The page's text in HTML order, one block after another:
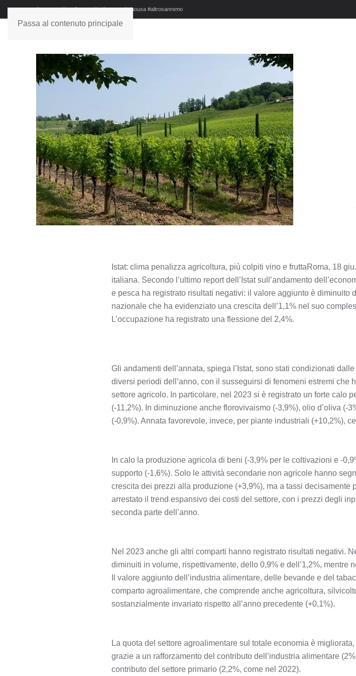
Passa al contenuto principale
#sanremo #studionews #askanews #ciaousa #altrosanremo
Istat: clima penalizza agricoltura, più colpiti vino e fruttaRoma, 18
italiana. Secondo l’ultimo report dell’Istat sull’andamento
e pesca ha registrato risultati negativi: il valore aggiunto è diminuito
nazionale che ha evidenziato una crescita dell’1,1% nel suo
L’occupazione ha registrato una flessione del 2,4%.
Gli andamenti dell’annata, spiega l’Istat, sono stati condizionati
diversi periodi dell’anno, con il susseguirsi di fenomeni estremi che
settore agricolo. In particolare, nel 2023 si è registrato un forte calo
(-11,2%). In diminuzione anche florovivaismo (-3,9%), olio d’oliva (-
(-0,9%). Annata favorevole, invece, per piante industriali (+10,2%),
In calo la produzione agricola di beni (-3,9% per le coltivazioni e -
supporto (-1,6%). Solo le attività secondarie non agricole hanno
crescita dei prezzi alla produzione (+3,9%), ma a tassi decisamente
arrestato il trend espansivo dei costi del settore, con i prezzi degli
seconda parte dell’anno.
Nel 2023 anche gli altri comparti hanno registrato risultati negativi.
diminuiti in volume, rispettivamente, dello 0,9% e dell’1,2%,
Il valore aggiunto dell’industria alimentare, delle bevande e del
comparto agroalimentare, che comprende anche agricoltura,
sostanzialmente invariato rispetto all’anno precedente (+0,1%).
La quota del settore agroalimentare sul totale economia è
grazie a un rafforzamento del contributo dell’industria alimentare
contributo del settore primario (2,2%, come nel 2022).